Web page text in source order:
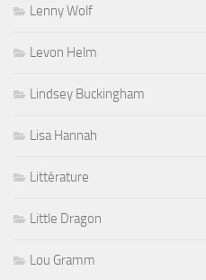
Lenny Wolf
Levon Helm
Lindsey Buckingham
Lisa Hannah
Littérature
Little Dragon
Lou Gramm